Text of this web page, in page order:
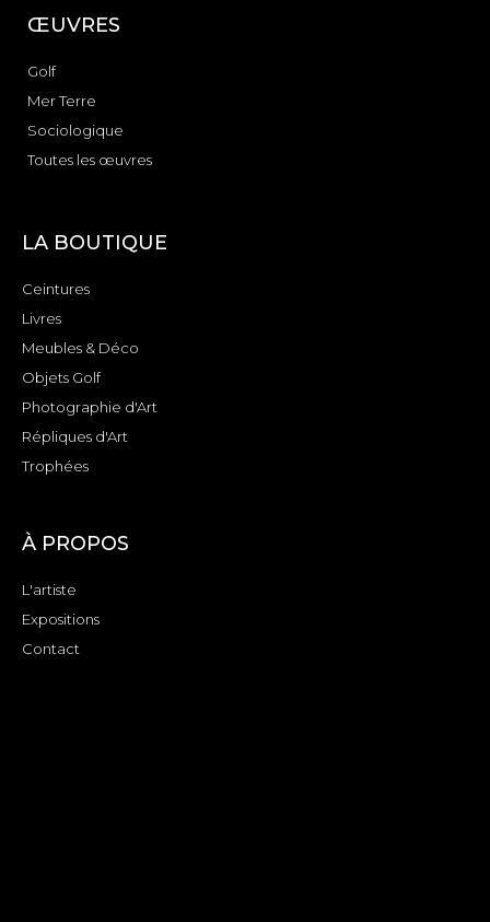
ŒUVRES
Golf
Mer Terre
Sociologique
Toutes les œuvres
LA BOUTIQUE
Ceintures
Livres
Meubles & Déco
Objets Golf
Photographie d'Art
Répliques d'Art
Trophées
À PROPOS
L'artiste
Expositions
Contact